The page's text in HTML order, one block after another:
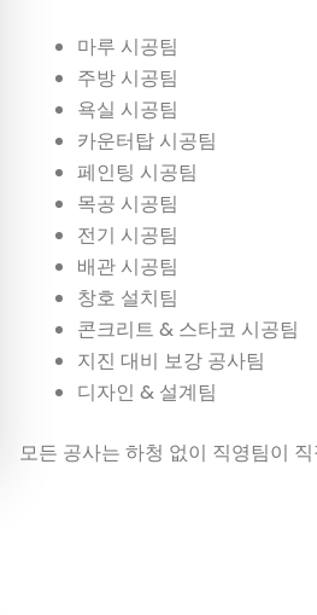
마루 시공팀
주방 시공팀
욕실 시공팀
카운터탑 시공팀
페인팅 시공팀
목공 시공팀
전기 시공팀
배관 시공팀
창호 설치팀
콘크리트 & 스타코 시공팀
지진 대비 보강 공사팀
디자인 & 설계팀
모든 공사는 하청 없이 직영팀이